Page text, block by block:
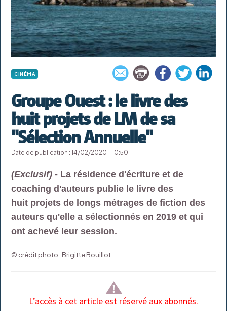
CINÉMA
Groupe Ouest : le livre des
huit projets de LM de sa
"Sélection Annuelle"
Date de publication : 14/02/2020 - 10:50
(Exclusif) - La résidence d'écriture et de
coaching d'auteurs publie le livre des
huit projets de longs métrages de fiction des
auteurs qu'elle a sélectionnés en 2019 et qui
ont achevé leur session.
© crédit photo : Brigitte Bouillot
L’accès à cet article est réservé aux abonnés.